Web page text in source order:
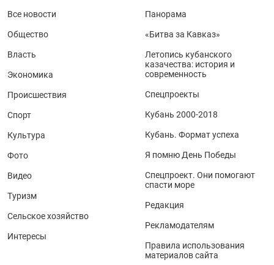
Все новости
Общество
Власть
Экономика
Происшествия
Спорт
Культура
Фото
Видео
Туризм
Сельское хозяйство
Интересы
Панорама
«Битва за Кавказ»
Летопись кубанского
казачества: история и
современность
Спецпроекты
Кубань 2000-2018
Кубань. Формат успеха
Я помню День Победы
Спецпроект. Они помогают
спасти море
Редакция
Рекламодателям
Правила использования
материалов сайта